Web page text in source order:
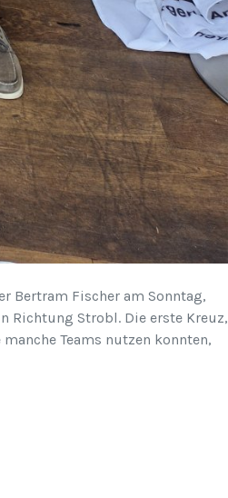
Bertram Fischer am Sonntag,
Richtung Strobl. Die erste Kreuz,
Teams nutzen konnten,